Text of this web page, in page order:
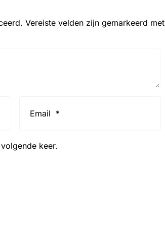
Vereiste velden zijn gemarkeerd met
keer.